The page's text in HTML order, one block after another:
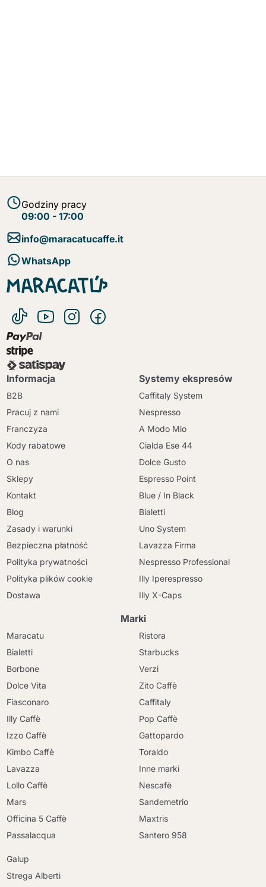
Godziny pracy
09:00 - 17:00
info@maracatucaffe.it
WhatsApp
Informacja
B2B
Pracuj z nami
Franczyza
Kody rabatowe
O nas
Sklepy
Kontakt
Blog
Zasady i warunki
Bezpieczna płatność
Polityka prywatności
Polityka plików cookie
Dostawa
Systemy ekspresów
Caffitaly System
Nespresso
A Modo Mio
Cialda Ese 44
Dolce Gusto
Espresso Point
Blue / In Black
Bialetti
Uno System
Lavazza Firma
Nespresso Professional
Illy Iperespresso
Illy X-Caps
Marki
Maracatu
Bialetti
Borbone
Dolce Vita
Fiasconaro
Illy Caffè
Izzo Caffè
Kimbo Caffè
Lavazza
Lollo Caffè
Mars
Officina 5 Caffè
Passalacqua
Ristora
Starbucks
Verzi
Zito Caffè
Caffitaly
Pop Caffè
Gattopardo
Toraldo
Inne marki
Nescafè
Sandemetrio
Maxtris
Santero 958
Galup
Strega Alberti